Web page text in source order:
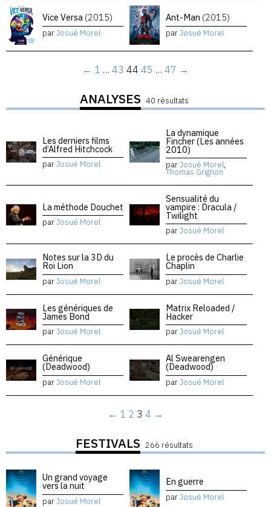
Vice Versa (2015)
parJosué Morel
Ant-Man (2015)
parJosué Morel
← 1 … 43 44 45 … 47 →
ANALYSES 40 résultats
Les derniers films
d’Alfred Hitchcock
parJosué Morel
La dynamique
Fincher (Les années
2010)
parJosué Morel,
Thomas Grignon
La méthode Douchet
parJosué Morel
Sensualité du
vampire : Dracula /
Twilight
parJosué Morel
Notes sur la 3D du
Roi Lion
parJosué Morel
Le procès de Charlie
Chaplin
parJosué Morel
Les génériques de
James Bond
parJosué Morel
Matrix Reloaded /
Hacker
parJosué Morel
Générique
(Deadwood)
parJosué Morel
Al Swearengen
(Deadwood)
parJosué Morel
← 1 2 3 4 →
FESTIVALS 266 résultats
Un grand voyage
vers la nuit
parJosué Morel
En guerre
parJosué Morel